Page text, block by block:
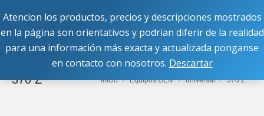
Buscar:
370 Z Estás aquí:
Inicio Equipos OEM universal 370 Z
Atencion los productos, precios y descripciones mostrados
en la página son orientativos y podrian diferir de la realidad
para una información más exacta y actualizada ponganse
en contacto con nosotros. Descartar